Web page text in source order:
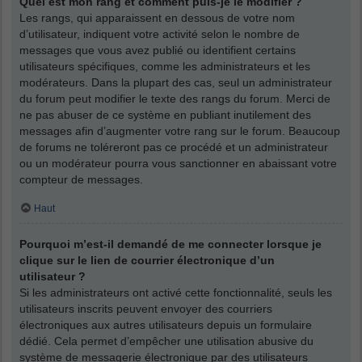
Les rangs, qui apparaissent en dessous de votre nom
d’utilisateur, indiquent votre activité selon le nombre de
messages que vous avez publié ou identifient certains
utilisateurs spécifiques, comme les administrateurs et les
modérateurs. Dans la plupart des cas, seul un administrateur
du forum peut modifier le texte des rangs du forum. Merci de
ne pas abuser de ce système en publiant inutilement des
messages afin d’augmenter votre rang sur le forum. Beaucoup
de forums ne toléreront pas ce procédé et un administrateur
ou un modérateur pourra vous sanctionner en abaissant votre
compteur de messages.
Haut
Pourquoi m’est-il demandé de me connecter lorsque je
clique sur le lien de courrier électronique d’un
utilisateur ?
Si les administrateurs ont activé cette fonctionnalité, seuls les
utilisateurs inscrits peuvent envoyer des courriers
électroniques aux autres utilisateurs depuis un formulaire
dédié. Cela permet d’empêcher une utilisation abusive du
système de messagerie électronique par des utilisateurs